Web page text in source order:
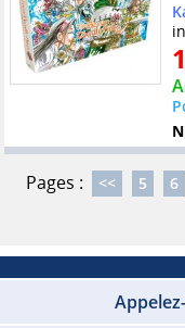
Pages : << 5 6